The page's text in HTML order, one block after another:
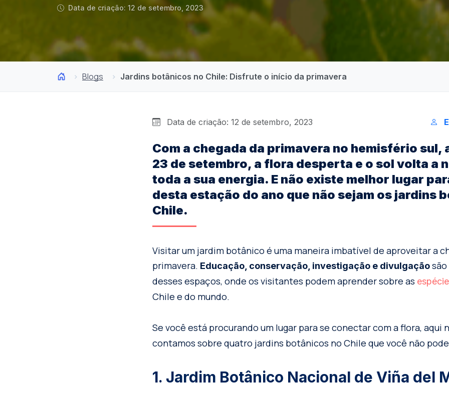
Data de criação: 12 de setembro, 2023
Blogs Jardins botânicos no Chile: Disfrute o início da primavera
Data de criação: 12 de setembro, 2023
Com a chegada da primavera no hemisfério sul,
23 de setembro, a flora desperta e o sol volta a
toda a sua energia. E não existe melhor lugar
desta estação do ano que não sejam os jardins
Chile.
Visitar um jardim botânico é uma maneira imbatível de aproveitar a
primavera. Educação, conservação, investigação e divulgação
desses espaços, onde os visitantes podem aprender sobre as
Chile e do mundo.
Se você está procurando um lugar para se conectar com a flora, aqui
contamos sobre quatro jardins botânicos no Chile que você não
1. Jardim Botânico Nacional de Viña del